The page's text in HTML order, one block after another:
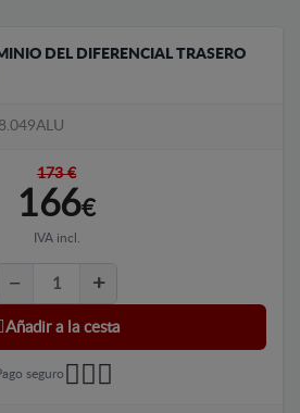
DEL DIFERENCIAL TRASERO
173 €
166€
IVA incl.
Añadir a la cesta
seguro